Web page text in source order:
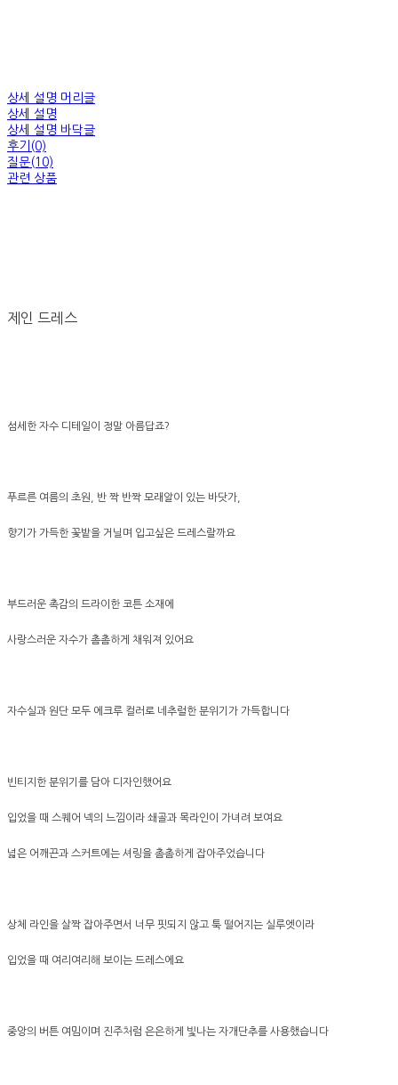
상세 설명 머리글
상세 설명
상세 설명 바닥글
후기(0)
질문(10)
관련 상품
제인 드레스
섬세한 자수 디테일이 정말 아름답죠?
푸르른 여름의 초원, 반 짝 반짝 모래알이 있는 바닷가,
향기가 가득한 꽃밭을 거닐며 입고싶은 드레스랄까요
부드러운 촉감의 드라이한 코튼 소재에
사랑스러운 자수가 촘촘하게 채워져 있어요
자수실과 원단 모두 에크루 컬러로 네추럴한 분위기가 가득합니다
빈티지한 분위기를 담아 디자인했어요
입었을 때 스퀘어 넥의 느낌이라 쇄골과 목라인이 가녀려 보여요
넓은 어깨끈과 스커트에는 셔링을 촘촘하게 잡아주었습니다
상체 라인을 살짝 잡아주면서 너무 핏되지 않고 툭 떨어지는 실루엣이라
입었을 때 여리여리해 보이는 드레스에요
중앙의 버튼 여밈이며 진주처럼 은은하게 빛나는 자개단추를 사용했습니다